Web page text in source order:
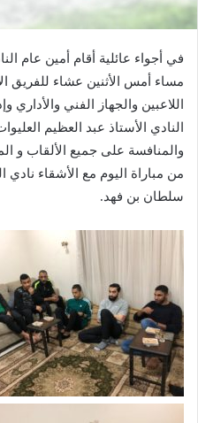
في أجواء عائلية أقام أمين عام
مساء أمس الأثنين عشاء للفريق
اللاعبين والجهاز الفني والأداري
النادي الأستاذ عبد العظيم
والمنافسة على جميع الألقاب و
من مباراة اليوم مع الأشقاء
سلطان بن فهد.